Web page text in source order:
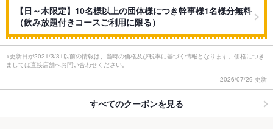
【日～木限定】10名様以上の団体様につき幹事様1名様分無料
（飲み放題付きコースご利用に限る）
※更新日が2021/3/31以前の情報は、当時の価格及び税率に基づく情報となります。価格につき
ましては直接店舗へお問い合わせください。
2026/07/29 更新
すべてのクーポンを見る